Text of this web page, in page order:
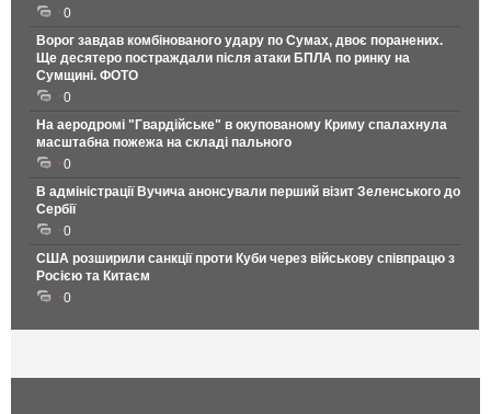
0
Ворог завдав комбінованого удару по Сумах, двоє поранених.
Ще десятеро постраждали після атаки БПЛА по ринку на
Сумщині. ФОТО
0
На аеродромі "Гвардійське" в окупованому Криму спалахнула
масштабна пожежа на складі пального
0
В адміністрації Вучича анонсували перший візит Зеленського до
Сербії
0
США розширили санкції проти Куби через військову співпрацю з
Росією та Китаєм
0